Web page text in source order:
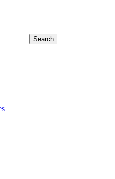
Search